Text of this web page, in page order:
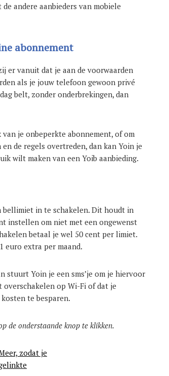
andere aanbieders van mobiele
abonnement
er vanuit dat je aan de voorwaarden
als je jouw telefoon gewoon privé
belt, zonder onderbrekingen, dan
je onbeperkte abonnement, of om
de regels overtreden, dan kan Yoin je
wilt maken van een Yoib aanbieding.
bellimiet in te schakelen. Dit houdt in
instellen om niet met een ongewenst
betaal je wel 50 cent per limiet.
euro extra per maand.
stuurt Yoin je een sms’je om je hiervoor
op Wi-Fi of dat je
te besparen.
de onderstaande knop te klikken.